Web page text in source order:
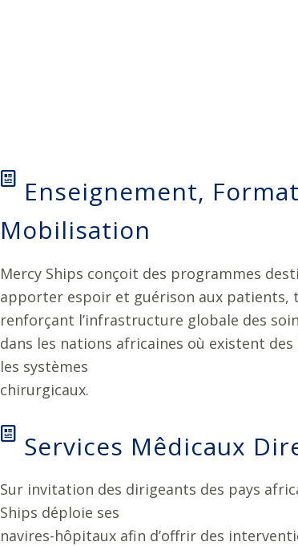
Enseignement,
Mobilisation
Mercy Ships conçoit des programmes
apporter espoir et guérison aux patients,
renforçant l’infrastructure globale des
dans les nations africaines où existent des
les systèmes
chirurgicaux.
Services Mêdicaux
Sur invitation des dirigeants des pays
Ships déploie ses
navires-hôpitaux afin d’offrir des